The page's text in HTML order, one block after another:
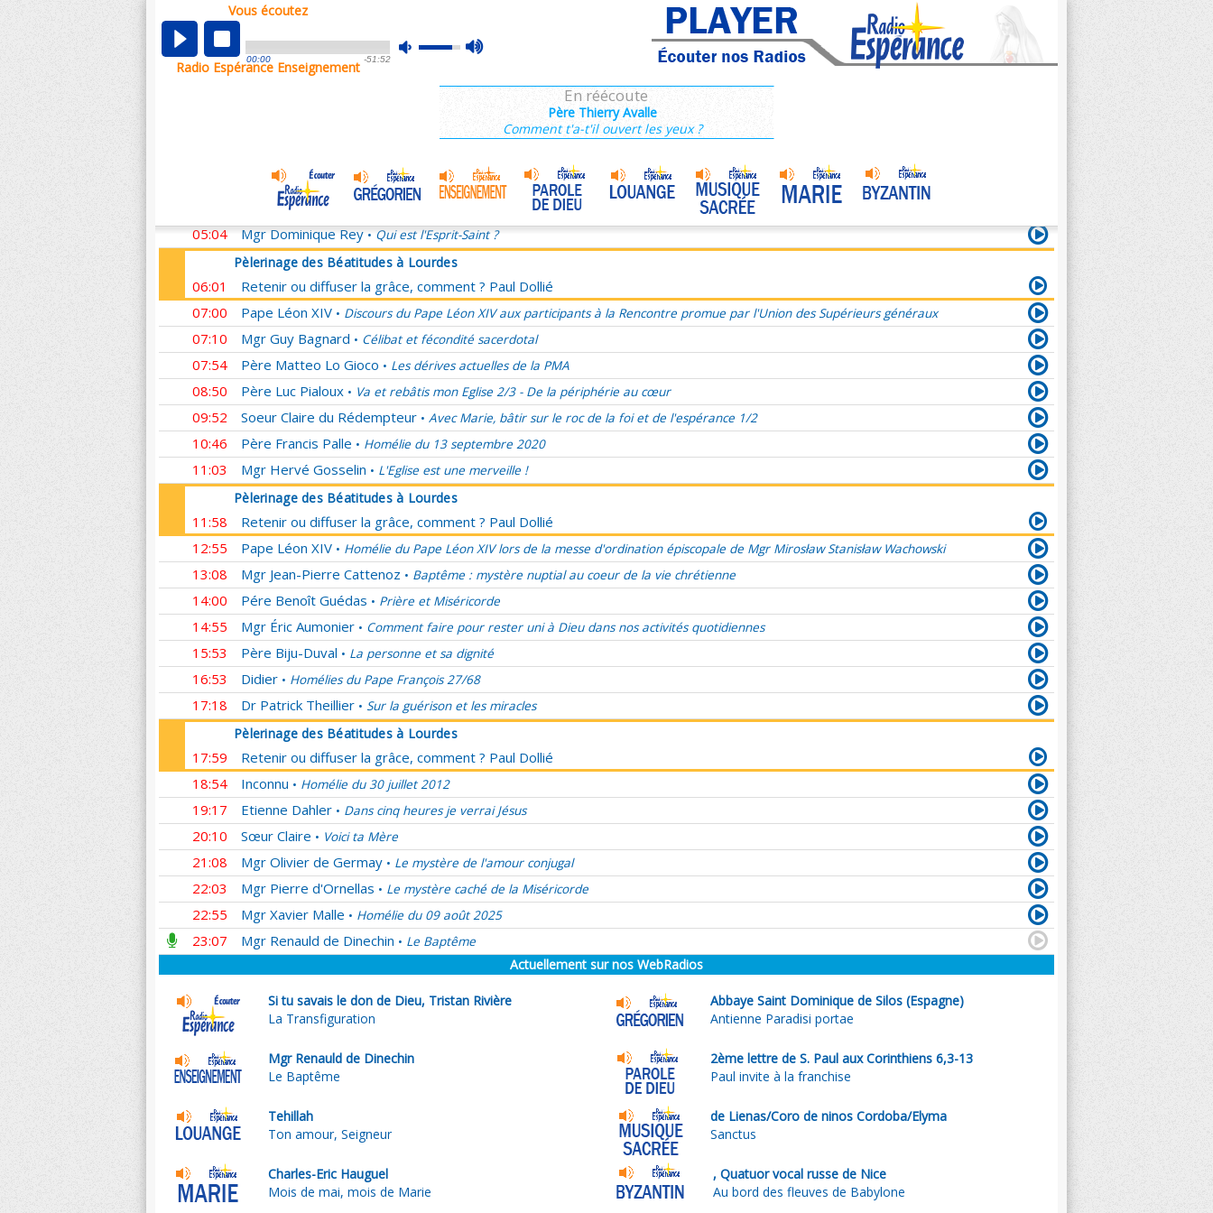
Vous écoutez
mute
max
00:00 -51:52
Radio Espérance Enseignement
En réécoute
Père Thierry Avalle
Comment t'a-t'il ouvert les yeux ?
Pèlerinage des Béatitudes à Lourdes
00:01
Retenir ou diffuser la grâce, comment ? Paul Dollié
00:59
Mgr Michel Aupetit
Passé, présent, futur, évangéliser le temps
Il m’a aimé et s’est livré pour moi
Père Jean-Rodolphe Kars • Marie, Mère de Miséricorde
Père Franck Zeuschner Homélie du 33e Dimanche du TO, 17 novembre 2024
05:04 Mgr Dominique Rey • Qui est l'Esprit-Saint ?
Pèlerinage des Béatitudes à Lourdes
06:01
Retenir ou diffuser la grâce, comment ? Paul Dollié
07:00
Pape Léon XIV • Discours du Pape Léon XIV aux participants à la Rencontre promue par l'Union des Supérieurs généraux
07:10 Mgr Guy Bagnard • Célibat et fécondité sacerdotal
07:54 Père Matteo Lo Gioco • Les dérives actuelles de la PMA
08:50 Père Luc Pialoux • Va et rebâtis mon Eglise 2/3 - De la périphérie au cœur
09:52 Soeur Claire du Rédempteur • Avec Marie, bâtir sur le roc de la foi et de l'espérance 1/2
10:46 Père Francis Palle • Homélie du 13 septembre 2020
11:03 Mgr Hervé Gosselin • L'Eglise est une merveille !
Pèlerinage des Béatitudes à Lourdes
11:58
Retenir ou diffuser la grâce, comment ? Paul Dollié
12:55
Pape Léon XIV • Homélie du Pape Léon XIV lors de la messe d'ordination épiscopale de Mgr Mirosław Stanisław Wachowski
13:08 Mgr Jean-Pierre Cattenoz • Baptême : mystère nuptial au coeur de la vie chrétienne
14:00 Pére Benoît Guédas • Prière et Miséricorde
14:55 Mgr Éric Aumonier • Comment faire pour rester uni à Dieu dans nos activités quotidiennes
15:53 Père Biju-Duval • La personne et sa dignité
16:53 Didier • Homélies du Pape François 27/68
17:18 Dr Patrick Theillier • Sur la guérison et les miracles
Pèlerinage des Béatitudes à Lourdes
17:59
Retenir ou diffuser la grâce, comment ? Paul Dollié
18:54
Inconnu • Homélie du 30 juillet 2012
19:17 Etienne Dahler • Dans cinq heures je verrai Jésus
20:10 Sœur Claire • Voici ta Mère
21:08 Mgr Olivier de Germay • Le mystère de l'amour conjugal
22:03 Mgr Pierre d'Ornellas • Le mystère caché de la Miséricorde
22:55 Mgr Xavier Malle • Homélie du 09 août 2025
23:07 Mgr Renauld de Dinechin • Le Baptême
Actuellement sur nos WebRadios
Si tu savais le don de Dieu, Tristan Rivière
La Transfiguration
Abbaye Saint Dominique de Silos (Espagne)
Antienne Paradisi portae
Mgr Renauld de Dinechin
Le Baptême
2ème lettre de S. Paul aux Corinthiens 6,3-13
Paul invite à la franchise
Tehillah
Ton amour, Seigneur
de Lienas/Coro de ninos Cordoba/Elyma
Sanctus
Charles-Eric Hauguel
Mois de mai, mois de Marie
, Quatuor vocal russe de Nice
Au bord des fleuves de Babylone